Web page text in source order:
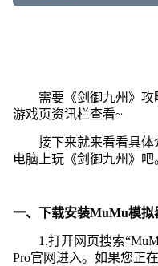
需要《剑御九州》
游戏页资讯栏查看~
接下来就来看看具体
电脑上玩《剑御九州》吧
一、下载安装MuMu模拟
1.打开网页搜索
Pro官网进入。如果您正